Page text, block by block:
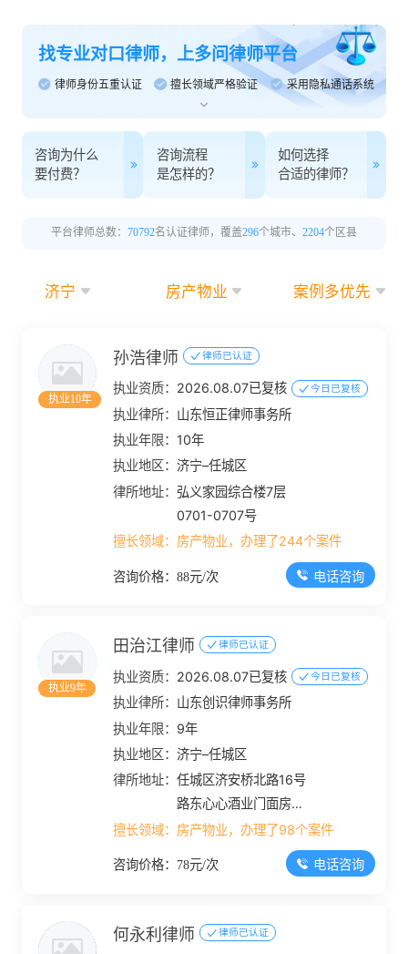
找专业对口律师，上多问律师平台
律师身份五重认证 擅长领域严格验证 采用隐私通话系统
咨询为什么
要付费？
咨询流程
是怎样的？
如何选择
合适的律师？
平台律师总数： 70792名认证律师，覆盖296个城市、 2204个区县
济宁 房产物业 案例多优先
执业10年
孙浩律师 律师已认证
执业资质： 2026.08.07已复核 今日已复核
执业律所： 山东恒正律师事务所
执业年限： 10年
执业地区：济宁–任城区
律所地址： 弘义家园综合楼7层
0701-0707号
擅长领域： 房产物业，办理了244个案件
咨询价格：88元/次 电话咨询
执业9年
田治江律师 律师已认证
执业资质： 2026.08.07已复核 今日已复核
执业律所： 山东创识律师事务所
执业年限： 9年
执业地区：济宁–任城区
律所地址：任城区济安桥北路16号
路东心心酒业门面房第
B305-B307
擅长领域： 房产物业，办理了98个案件
咨询价格：78元/次 电话咨询
何永利律师 律师已认证